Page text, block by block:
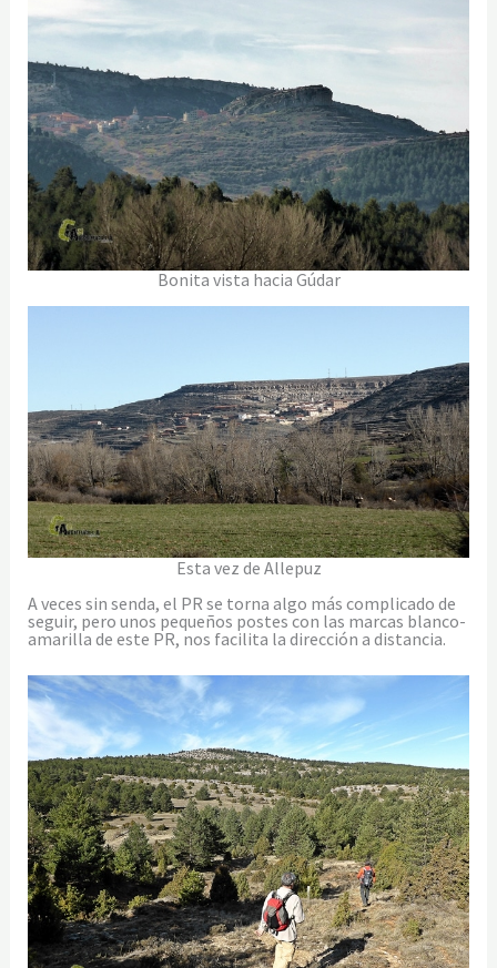
Bonita vista hacia Gúdar
Esta vez de Allepuz
A veces sin senda, el PR se torna algo más complicado de
seguir, pero unos pequeños postes con las marcas blanco-
amarilla de este PR, nos facilita la dirección a distancia.